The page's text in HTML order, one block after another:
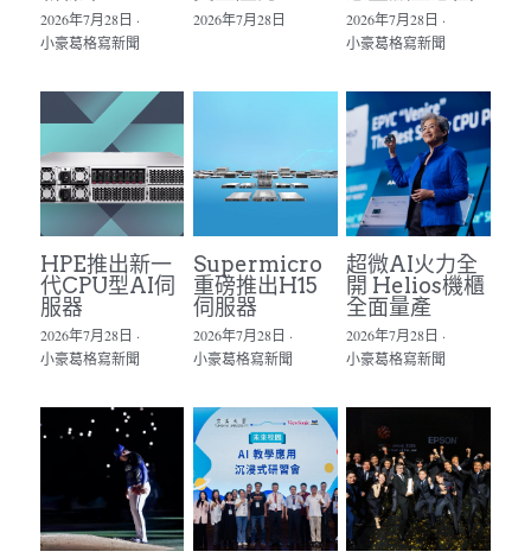
2026年7月28日 ·
小豪葛格寫新聞
2026年7月28日 2026年7月28日 ·
小豪葛格寫新聞
HPE推出新一
代CPU型AI伺
服器
2026年7月28日 ·
小豪葛格寫新聞
Supermicro
重磅推出H15
伺服器
2026年7月28日 ·
小豪葛格寫新聞
超微AI火力全
開 Helios機櫃
全面量產
2026年7月28日 ·
小豪葛格寫新聞